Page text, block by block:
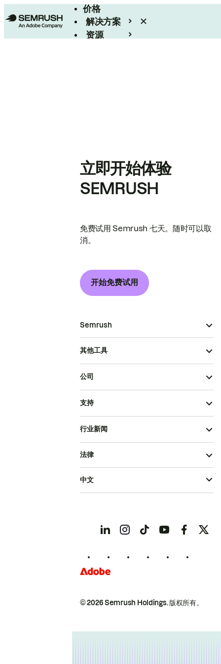
价格
解决方案
资源
立即开始体验
SEMRUSH
免费试用 Semrush 七天。随时可以取
消。
开始免费试用
Semrush
其他工具
公司
支持
行业新闻
© 2026 Semrush Holdings.版权所有。
法律
中文